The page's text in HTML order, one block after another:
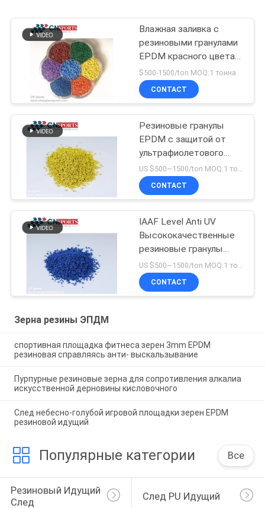
Влажная заливка с
резиновыми гранулами
EPDM красного цвета
связующего PU
$500-1500/ton MOQ:1 тонна
CONTACT
Резиновые гранулы
EPDM с защитой от
ультрафиолетового
излучения
US $500~1500/ton MOQ:1 тонна
CONTACT
IAAF Level Anti UV
Высококачественные
резиновые гранулы
EPDM для настила
детской площадки
US $500~1500/ton MOQ:1 тонна
CONTACT
Зерна резины ЭПДМ
спортивная площадка фитнеса зерен 3mm EPDM
резиновая справляясь анти- выскальзывание
Пурпурные резиновые зерна для сопротивления алкалиа
искусственной дерновины кисловочного
След небесно-голубой игровой площадки зерен EPDM
резиновой идущий
Популярные категории Все
Резиновый Идущий
След
След PU Идущий